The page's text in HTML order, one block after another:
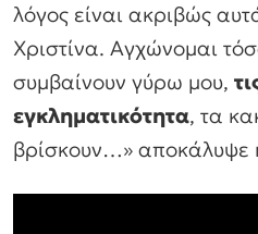
λόγος είναι ακριβώς
Χριστίνα. Αγχώνομαι
συμβαίνουν γύρω μου,
εγκληματικότητα, τα
βρίσκουν…» αποκάλυψε